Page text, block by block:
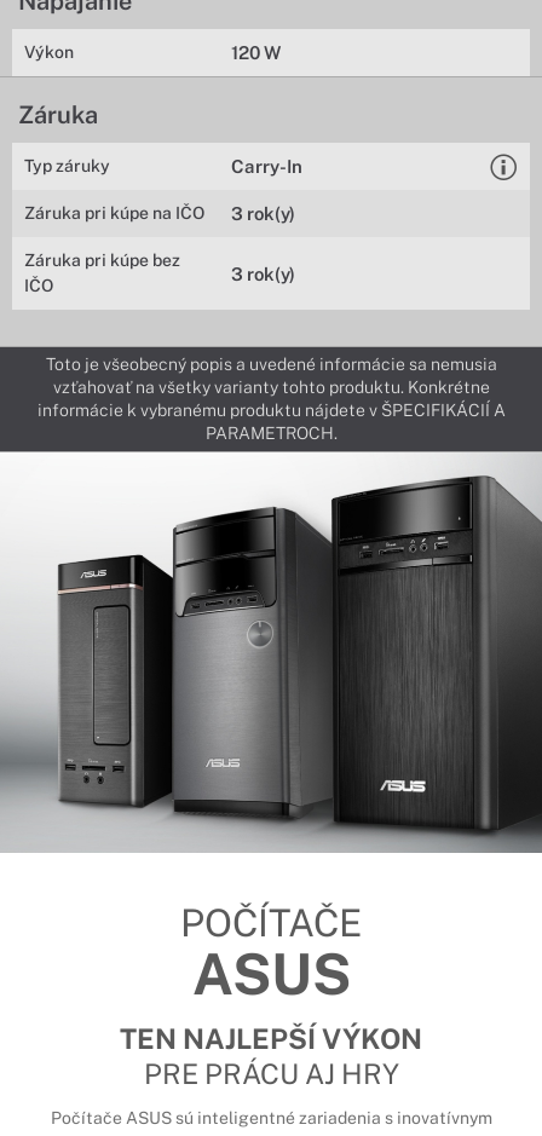
Výkon 120 W
Záruka
Typ záruky Carry-In
Záruka pri kúpe na IČO 3 rok(y)
Záruka pri kúpe bez
IČO
3 rok(y)
Toto je všeobecný popis a uvedené informácie sa nemusia
vzťahovať na všetky varianty tohto produktu. Konkrétne
informácie k vybranému produktu nájdete v ŠPECIFIKÁCIÍ A
PARAMETROCH.
POČÍTAČE
ASUS
TEN NAJLEPŠÍ VÝKON
PRE PRÁCU AJ HRY
Počítače ASUS sú inteligentné zariadenia s inovatívnym